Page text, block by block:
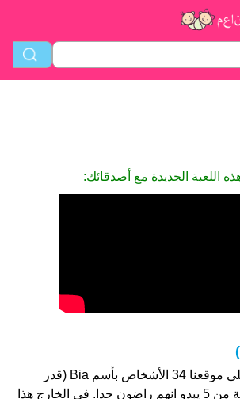
اللعبة الجديدة مع أصدقائك:
Bia هو اسم فتاة. على موقعنا 34 الأشخاص بأسم Bia (قدر
اسمائهم ب 4.5 نجمة من 5 يبدو انهم راضون جدا. فى الخارج هذا